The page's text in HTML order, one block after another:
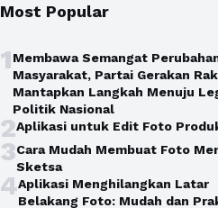
Most Popular
1Membawa Semangat
Masyarakat, Partai Gerakan
Mantapkan Langkah Menuju
Politik Nasional
2Aplikasi untuk Edit Foto
3Cara Mudah Membuat Foto
Sketsa
4Aplikasi Menghilangkan Latar
Belakang Foto: Mudah dan